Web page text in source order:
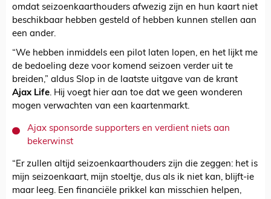
omdat seizoenkaarthouders afwezig zijn en hun kaart niet
beschikbaar hebben gesteld of hebben kunnen stellen aan
een ander.
“We hebben inmiddels een pilot laten lopen, en het lijkt me
de bedoeling deze voor komend seizoen verder uit te
breiden,” aldus Slop in de laatste uitgave van de krant
Ajax Life. Hij voegt hier aan toe dat we geen wonderen
mogen verwachten van een kaartenmarkt.
Ajax sponsorde supporters en verdient niets aan
bekerwinst
“Er zullen altijd seizoenkaarthouders zijn die zeggen: het is
mijn seizoenkaart, mijn stoeltje, dus als ik niet kan, blijft-ie
maar leeg. Een financiële prikkel kan misschien helpen,